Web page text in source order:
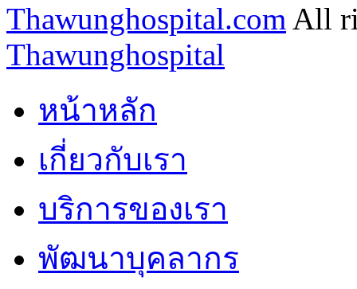
Thawunghospital.com All
Thawunghospital
หน้าหลัก
เกี่ยวกับเรา
บริการของเรา
พัฒนาบุคลากร